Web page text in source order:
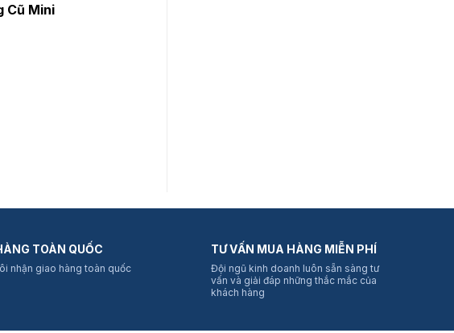
Cũ Mini
TOÀN QUỐC
nhận giao hàng toàn quốc
TƯ VẤN MUA HÀNG MIỄN PHÍ
Đội ngũ kinh doanh luôn sẵn sàng tư
vấn và giải đáp những thắc mắc của
khách hàng